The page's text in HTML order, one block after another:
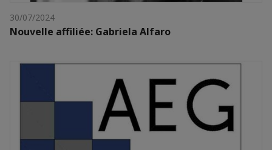
30/07/2024
Nouvelle affiliée: Gabriela Alfaro